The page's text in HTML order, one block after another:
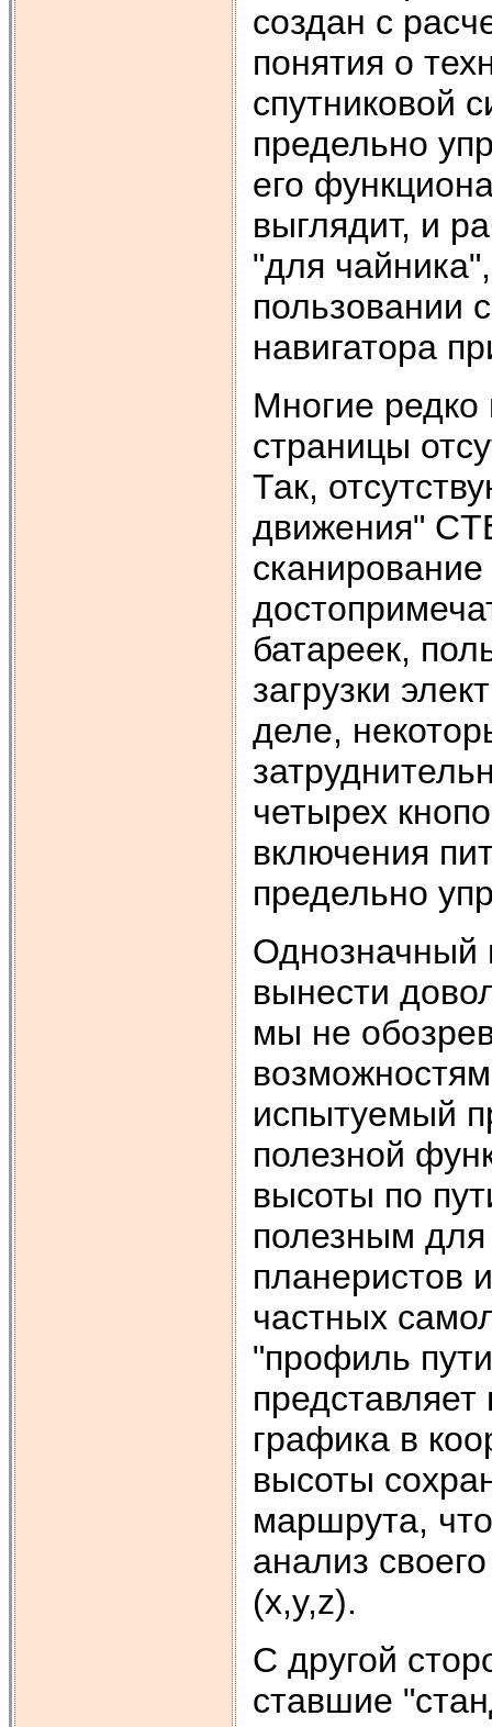
создан с
понятия о
спутниковой
предельно
его
выглядит, и
"для
пользовании
навигатора
Многие
страницы
Так,
движения"
батареек,
загрузки
деле,
четырех
включения
предельно
Однозначный
вынести
мы не
испытуемый
полезной
высоты по
полезным для
планеристов
частных
"профиль
графика в
высоты
маршрута,
анализ
(x,y,z).
С другой
ставшие